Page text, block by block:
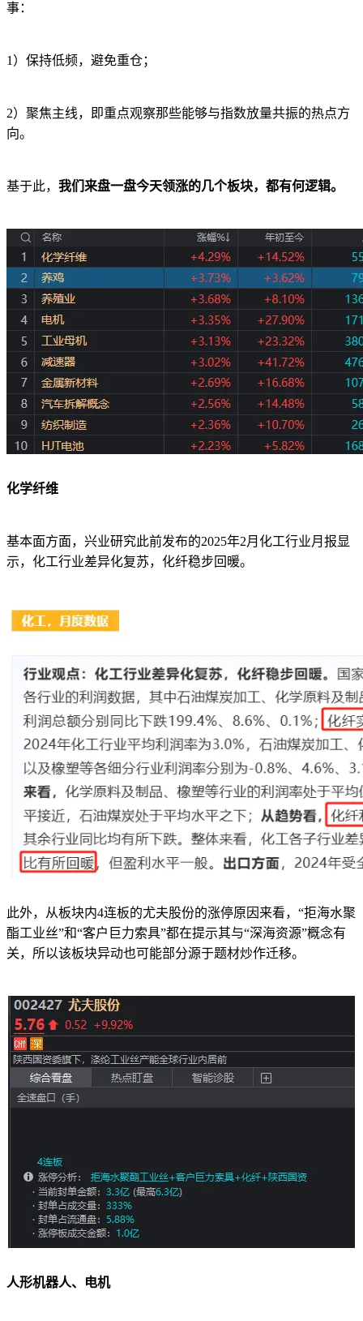
事：
1）保持低频，避免重仓；
2）聚焦主线，即重点观察那些能够与指数放量共振的热点方
向。
基于此， 我们来盘一盘今天领涨的几个板块，都有何逻辑。
化学纤维
基本面方面，兴业研究此前发布的2025年2月化工行业月报显
示，化工行业差异化复苏，化纤稳步回暖。
此外，从板块内4连板的尤夫股份的涨停原因来看，“拒海水聚
酯工业丝”和“客户巨力索具”都在提示其与“深海资源”概念有
关，所以该板块异动也可能部分源于题材炒作迁移。
人形机器人、电机